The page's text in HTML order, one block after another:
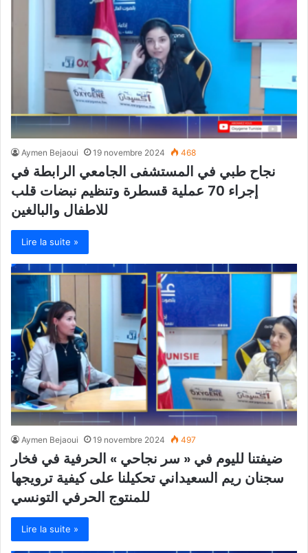
Aymen Bejaoui 19 novembre 2024 468
نجاح طبي في المستشفى الجامعي الرابطة في
إجراء 70 عملية قسطرة وتنظيم نبضات قلب
للاطفال والبالغين
Lire la suite »
Aymen Bejaoui 19 novembre 2024 497
ضيفتنا لليوم في « سر نجاحي » الحرفية في فخار
سجنان ريم السعيداني تحكيلنا على كيفية ترويجها
للمنتوج الحرفي التونسي
Lire la suite »